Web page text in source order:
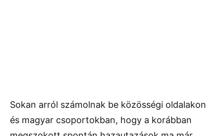
Sokan arról számolnak be közösségi oldalakon
és magyar csoportokban, hogy a korábban